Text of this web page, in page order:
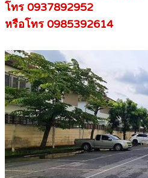
โทร 0937892952
หรือโทร 0985392614​